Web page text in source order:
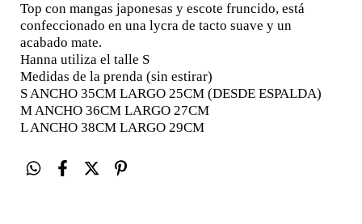
Top con mangas japonesas y escote fruncido, está
confeccionado en una lycra de tacto suave y un
acabado mate.
Hanna utiliza el talle S
Medidas de la prenda (sin estirar)
S ANCHO 35CM LARGO 25CM (DESDE ESPALDA)
M ANCHO 36CM LARGO 27CM
L ANCHO 38CM LARGO 29CM